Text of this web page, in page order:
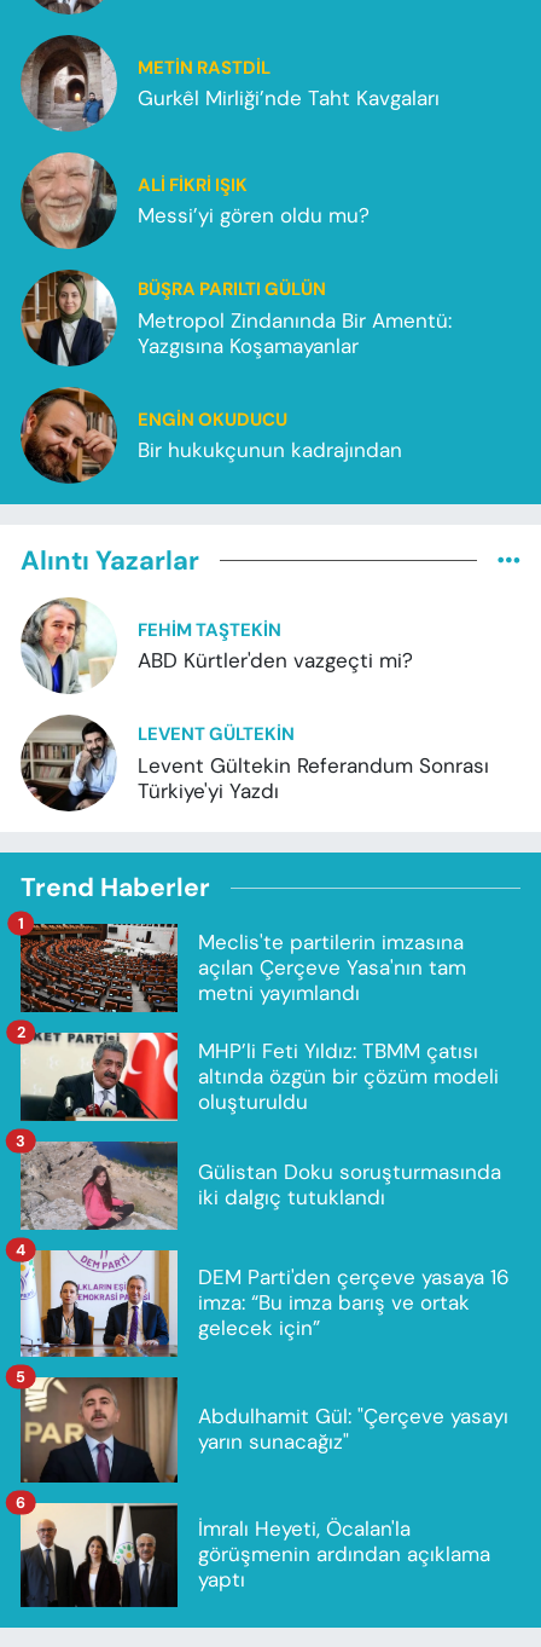
METIN RASTDIL
Gurkêl Mirliği’nde Taht Kavgaları
ALI FIKRI IŞIK
Messi’yi gören oldu mu?
BÜŞRA PARILTI GÜLÜN
Metropol Zindanında Bir Amentü:
Yazgısına Koşamayanlar
ENGIN OKUDUCU
Bir hukukçunun kadrajından
Alıntı Yazarlar
FEHIM TAŞTEKIN
ABD Kürtler'den vazgeçti mi?
LEVENT GÜLTEKIN
Levent Gültekin Referandum Sonrası
Türkiye'yi Yazdı
Trend Haberler
Meclis'te partilerin imzasına
açılan Çerçeve Yasa'nın tam
metni yayımlandı
1
MHP’li Feti Yıldız: TBMM çatısı
altında özgün bir çözüm modeli
oluşturuldu
2
Gülistan Doku soruşturmasında
iki dalgıç tutuklandı
3
DEM Parti'den çerçeve yasaya 16
imza: “Bu imza barış ve ortak
gelecek için”
4
Abdulhamit Gül: "Çerçeve yasayı
yarın sunacağız"
5
İmralı Heyeti, Öcalan'la
görüşmenin ardından açıklama
yaptı
6